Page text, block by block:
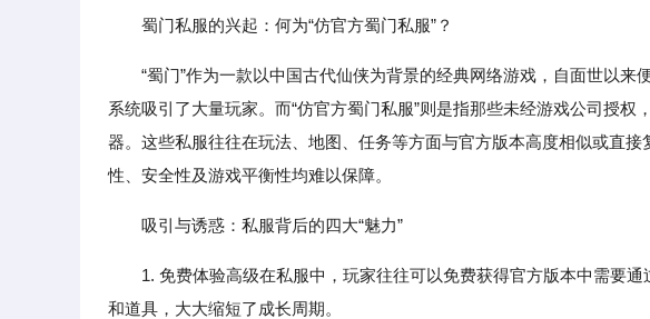
蜀门私服的兴起：何为“仿官方蜀门私服”？
“蜀门”作为一款以中国古代仙侠为背景的经典网络游戏，自面世以
系统吸引了大量玩家。而“仿官方蜀门私服”则是指那些未经游戏公司授
器。这些私服往往在玩法、地图、任务等方面与官方版本高度相似或直
性、安全性及游戏平衡性均难以保障。
吸引与诱惑：私服背后的四大“魅力”
1. 免费体验高级在私服中，玩家往往可以免费获得官方版本中需要
和道具，大大缩短了成长周期。